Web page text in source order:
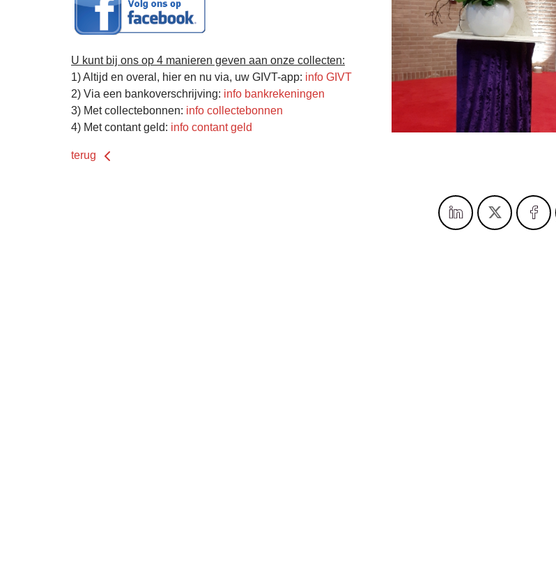
U kunt bij ons op 4 manieren geven aan onze collecten:
1) Altijd en overal, hier en nu via, uw GIVT-app: info GIVT
2) Via een bankoverschrijving: info bankrekeningen
3) Met collectebonnen: info collectebonnen
4) Met contant geld: info contant geld
terug